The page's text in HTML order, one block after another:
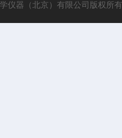
仪器（北京）有限公司版权